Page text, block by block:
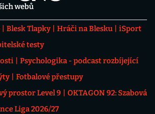
webů
Blesk Tlapky Hráči na Blesku
iSport
testy
Psychologika - podcast rozbíjející
Fotbalové přestupy
prostor Level 9
OKTAGON 92: Szabová
Liga 2026/27